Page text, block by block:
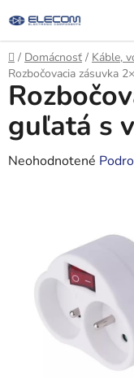
na
obsah
Domov
/ Domácnosť / Káble,
Rozbočovacia zásuvka
guľatá s
Priemerné
hviezdičiek.
Neohodnotené